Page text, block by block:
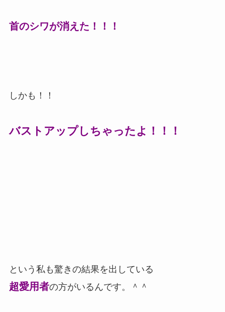
首のシワが消えた！！！
しかも！！
バストアップしちゃったよ！！！
という私も驚きの結果を出している
超愛用者の方がいるんです。＾＾